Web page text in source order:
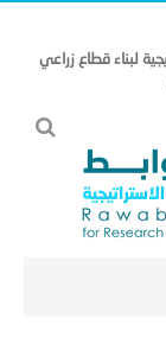
لبناء قطاع زراعي